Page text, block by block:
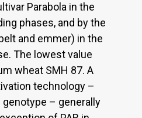
Parabola in the
phases, and by the
and emmer) in the
The lowest value
wheat SMH 87. A
technology –
– generally